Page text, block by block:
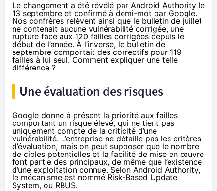
Le changement a été révélé par Android Authority le
13 septembre et confirmé à demi-mot par Google.
Nos confrères relèvent ainsi que le bulletin de juillet
ne contenait aucune vulnérabilité corrigée, une
rupture face aux 120 failles corrigées depuis le
début de l’année. À l’inverse, le bulletin de
septembre comportait des correctifs pour 119
failles à lui seul. Comment expliquer une telle
différence ?
Une évaluation des risques
Google donne à présent la priorité aux failles
comportant un risque élevé, qui ne tient pas
uniquement compte de la criticité d’une
vulnérabilité. L’entreprise ne détaille pas les critères
d’évaluation, mais on peut supposer que le nombre
de cibles potentielles et la facilité de mise en œuvre
font partie des principaux, de même que l’existence
d’une exploitation connue. Selon Android Authority,
le mécanisme est nommé Risk-Based Update
System, ou RBUS.